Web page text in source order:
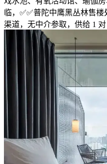
临，✅✅普陀中鹰黑丛林售
渠道，无中介参取，供给 1 对